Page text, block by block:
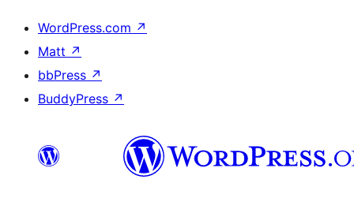
WordPress.com ↗
Matt ↗
bbPress ↗
BuddyPress ↗